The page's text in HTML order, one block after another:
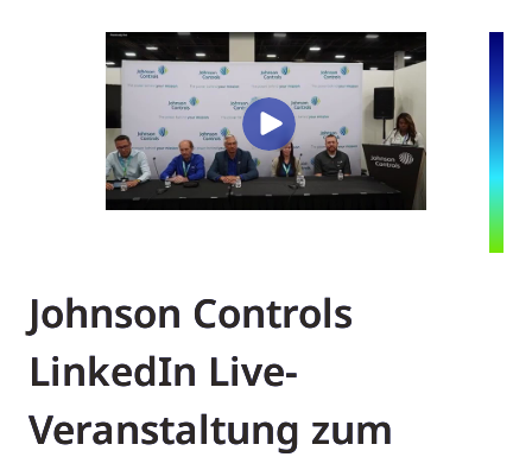
Johnson Controls
LinkedIn Live-
Veranstaltung zum